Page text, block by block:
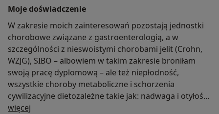
Moje doświadczenie
W zakresie moich zainteresowań pozostają jednostki
chorobowe związane z gastroenterologią, a w
szczególności z nieswoistymi chorobami jelit (Crohn,
WZJG), SIBO – albowiem w takim zakresie broniłam
swoją pracę dyplomową – ale też niepłodność,
wszystkie choroby metaboliczne i schorzenia
cywilizacyjne dietozależne takie jak: nadwaga i otyłość,
miażdżyca, insulinooporność, cukrzyca czy choroby
więcej